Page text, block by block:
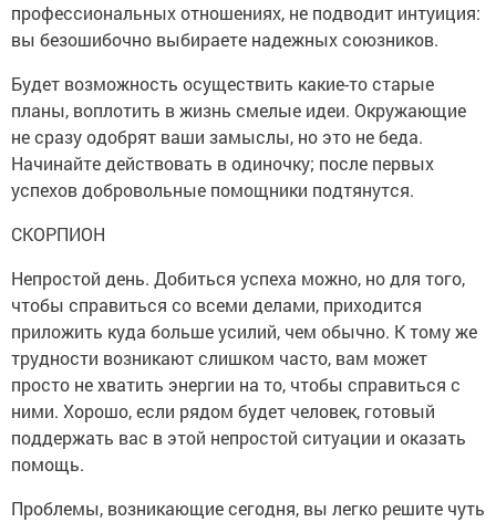
профессиональных отношениях, не подводит интуиция:
вы безошибочно выбираете надежных союзников.
Будет возможность осуществить какие-то старые
планы, воплотить в жизнь смелые идеи. Окружающие
не сразу одобрят ваши замыслы, но это не беда.
Начинайте действовать в одиночку; после первых
успехов добровольные помощники подтянутся.
СКОРПИОН
Непростой день. Добиться успеха можно, но для того,
чтобы справиться со всеми делами, приходится
приложить куда больше усилий, чем обычно. К тому же
трудности возникают слишком часто, вам может
просто не хватить энергии на то, чтобы справиться с
ними. Хорошо, если рядом будет человек, готовый
поддержать вас в этой непростой ситуации и оказать
помощь.
Проблемы, возникающие сегодня, вы легко решите чуть